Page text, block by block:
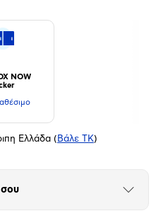
NOW
Ελλάδα ( Βάλε ΤΚ)
Άνοιξε